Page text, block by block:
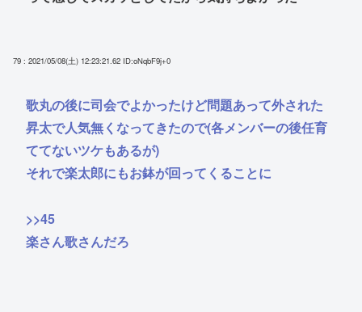
79 : 2021/05/08(土) 12:23:21.62 ID:oNqbF9j+0
歌丸の後に司会でよかったけど問題あって外された
昇太で人気無くなってきたので(各メンバーの後任育
ててないツケもあるが)
それで楽太郎にもお鉢が回ってくることに
>>45
楽さん歌さんだろ